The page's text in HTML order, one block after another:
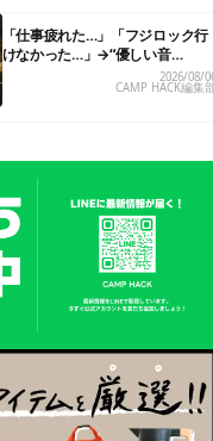
「仕事疲れた…」「フジロック行
けなかった…」→“優しい音
楽”と“大きな自然”で治癒。まだ間
2026/08/
CAMP HACK編集